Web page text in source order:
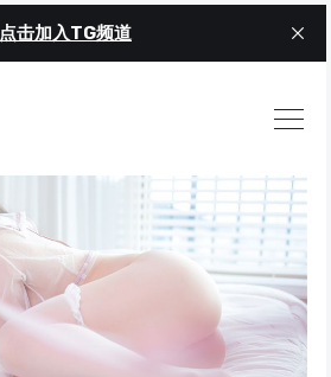
点击加入TG频道